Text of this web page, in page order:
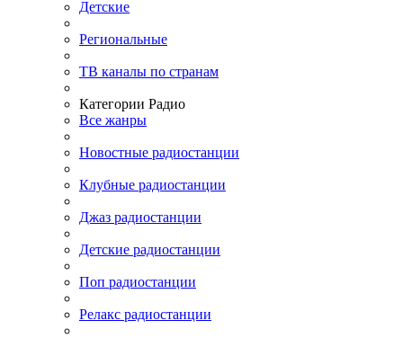
Детские
Региональные
ТВ каналы по странам
Категории Радио
Все жанры
Новостные радиостанции
Клубные радиостанции
Джаз радиостанции
Детские радиостанции
Поп радиостанции
Релакс радиостанции